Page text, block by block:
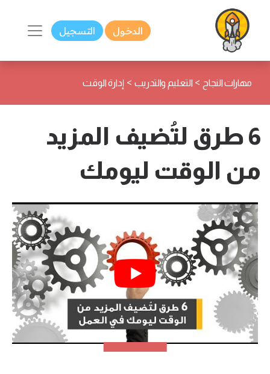
الدخول التسجيل
مهارات النجاح > التعليم والتدريب > إدارة الوقت
6 طرق لتُضيف المزيد
من الوقت ليومك